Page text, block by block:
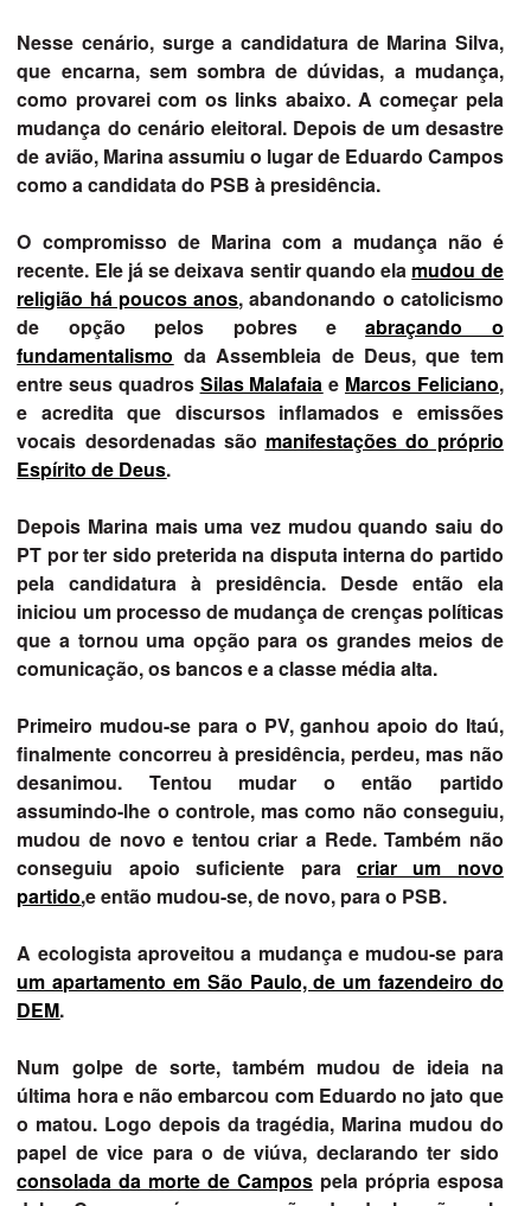
Nesse cenário, surge a candidatura de Marina Silva,
que encarna, sem sombra de dúvidas, a mudança,
como provarei com os links abaixo. A começar pela
mudança do cenário eleitoral. Depois de um desastre
de avião, Marina assumiu o lugar de Eduardo Campos
como a candidata do PSB à presidência.
O compromisso de Marina com a mudança não é
recente. Ele já se deixava sentir quando ela mudou de
religião há poucos anos, abandonando o catolicismo
de opção pelos pobres eabraçando o
fundamentalismo da Assembleia de Deus, que tem
entre seus quadros Silas Malafaia e Marcos Feliciano,
e acredita que discursos inflamados e emissões
vocais desordenadas são manifestações do próprio
Espírito de Deus.
Depois Marina mais uma vez mudou quando saiu do
PT por ter sido preterida na disputa interna do partido
pela candidatura à presidência. Desde então ela
iniciou um processo de mudança de crenças políticas
que a tornou uma opção para os grandes meios de
comunicação, os bancos e a classe média alta.
Primeiro mudou-se para o PV, ganhou apoio do Itaú,
finalmente concorreu à presidência, perdeu, mas não
desanimou. Tentou mudar o então partido
assumindo-lhe o controle, mas como não conseguiu,
mudou de novo e tentou criar a Rede. Também não
conseguiu apoio suficiente para criar um novo
partido,e então mudou-se, de novo, para o PSB.
A ecologista aproveitou a mudança e mudou-se para
um apartamento em São Paulo, de um fazendeiro do
DEM.
Num golpe de sorte, também mudou de ideia na
última hora e não embarcou com Eduardo no jato que
o matou. Logo depois da tragédia, Marina mudou do
papel de vice para o de viúva, declarando ter sido
consolada da morte de Campos pela própria esposa